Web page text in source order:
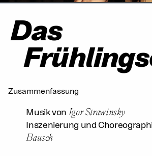
Das
Zusammenfassung
Musik von Igor Strawinsky
Inszenierung und
Bausch